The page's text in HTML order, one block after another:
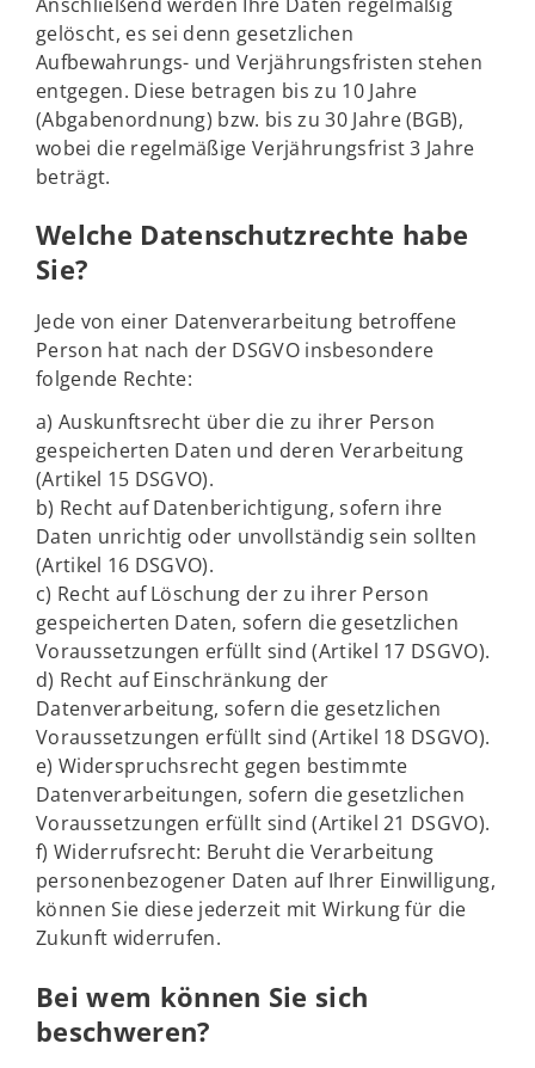
gelöscht, es sei denn gesetzlichen
Aufbewahrungs- und Verjährungsfristen stehen
entgegen. Diese betragen bis zu 10 Jahre
(Abgabenordnung) bzw. bis zu 30 Jahre (BGB),
wobei die regelmäßige Verjährungsfrist 3 Jahre
beträgt.
Welche Datenschutzrechte habe
Sie?
Jede von einer Datenverarbeitung betroffene
Person hat nach der DSGVO insbesondere
folgende Rechte:
a) Auskunftsrecht über die zu ihrer Person
gespeicherten Daten und deren Verarbeitung
(Artikel 15 DSGVO).
b) Recht auf Datenberichtigung, sofern ihre
Daten unrichtig oder unvollständig sein sollten
(Artikel 16 DSGVO).
c) Recht auf Löschung der zu ihrer Person
gespeicherten Daten, sofern die gesetzlichen
Voraussetzungen erfüllt sind (Artikel 17 DSGVO).
d) Recht auf Einschränkung der
Datenverarbeitung, sofern die gesetzlichen
Voraussetzungen erfüllt sind (Artikel 18 DSGVO).
e) Widerspruchsrecht gegen bestimmte
Datenverarbeitungen, sofern die gesetzlichen
Voraussetzungen erfüllt sind (Artikel 21 DSGVO).
f) Widerrufsrecht: Beruht die Verarbeitung
personenbezogener Daten auf Ihrer Einwilligung,
können Sie diese jederzeit mit Wirkung für die
Zukunft widerrufen.
Bei wem können Sie sich
beschweren?